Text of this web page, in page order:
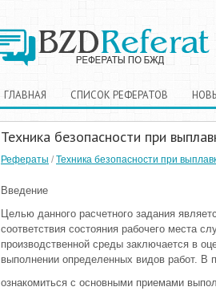
ГЛАВНАЯ СПИСОК РЕФЕРАТОВ
Техника безопасности при
Рефераты / Техника безопасности при
Введение
Целью данного расчетного задания
соответствия состояния рабочего места
производственной среды заключается в
выполнении определенных видов работ. В
ознакомиться с основными приемами